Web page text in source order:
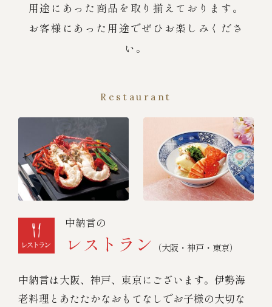
用途にあった商品を取り揃えております。
お客様にあった用途でぜひお楽しみくださ
い。
Restaurant
中納言の
レストラン （大阪・神戸・東京）
中納言は大阪、神戸、東京にございます。伊勢海
老料理とあたたかなおもてなしでお子様の大切な